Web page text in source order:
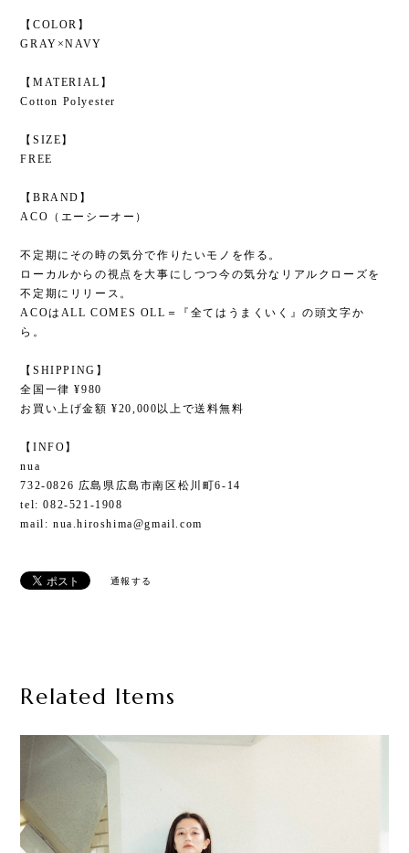
【COLOR】
GRAY×NAVY
【MATERIAL】
Cotton Polyester
【SIZE】
FREE
【BRAND】
ACO（エーシーオー）
不定期にその時の気分で作りたいモノを作る。
ローカルからの視点を大事にしつつ今の気分なリアルクローズを
不定期にリリース。
ACOはALL COMES OLL＝『全てはうまくいく』の頭文字か
ら。
【SHIPPING】
全国一律 ¥980
お買い上げ金額 ¥20,000以上で送料無料
【INFO】
nua
732-0826 広島県広島市南区松川町6-14
tel: 082-521-1908
mail: nua.hiroshima@gmail.com
通報する
Related Items